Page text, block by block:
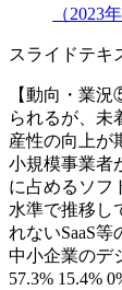
（2023
スライドテキ
【動向・業
られるが、未
産性の向上が
小規模事業者
に占めるソフ
水準で推移し
れないSaaS
中小企業のデ
57.3% 15.4%